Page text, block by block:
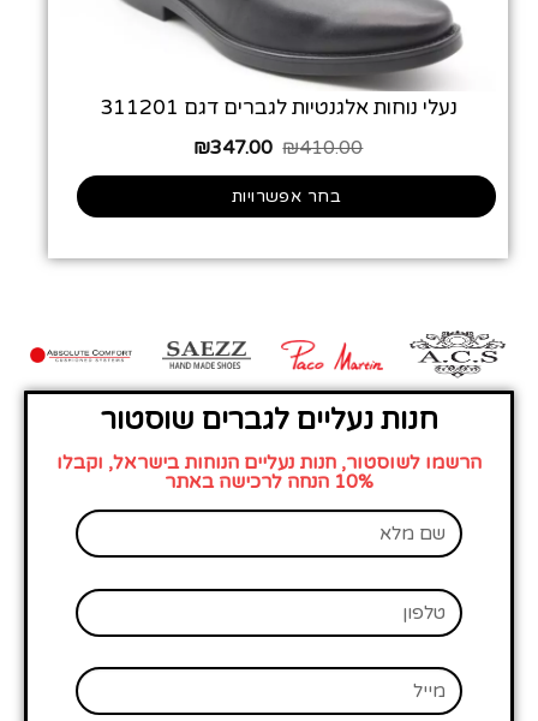
נעלי נוחות אלגנטיות לגברים דגם 311201
₪410.00
₪347.00
בחר אפשרויות
חנות נעליים לגברים שוסטור
הרשמו לשוסטור, חנות נעליים הנוחות בישראל, וקבלו
10% הנחה לרכישה באתר